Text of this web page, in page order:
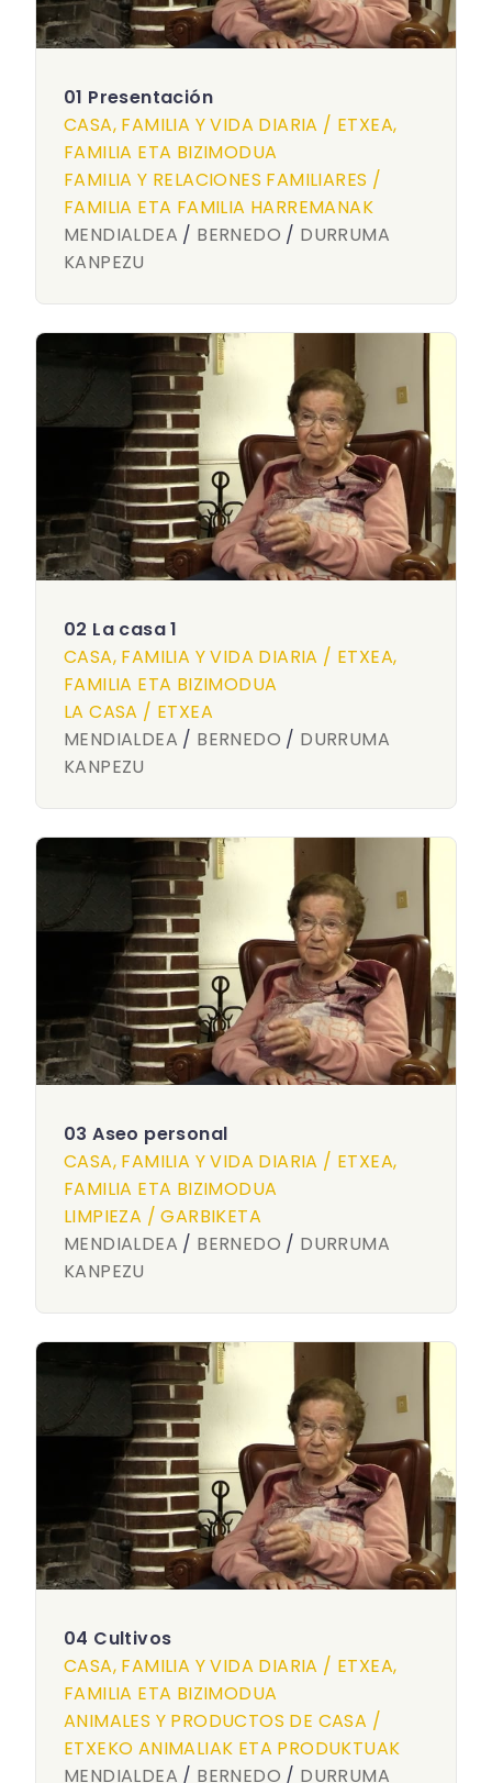
01 Presentación
CASA, FAMILIA Y VIDA DIARIA / ETXEA,
FAMILIA ETA BIZIMODUA
FAMILIA Y RELACIONES FAMILIARES /
FAMILIA ETA FAMILIA HARREMANAK
MENDIALDEA / BERNEDO / DURRUMA
KANPEZU
02 La casa 1
CASA, FAMILIA Y VIDA DIARIA / ETXEA,
FAMILIA ETA BIZIMODUA
LA CASA / ETXEA
MENDIALDEA / BERNEDO / DURRUMA
KANPEZU
03 Aseo personal
CASA, FAMILIA Y VIDA DIARIA / ETXEA,
FAMILIA ETA BIZIMODUA
LIMPIEZA / GARBIKETA
MENDIALDEA / BERNEDO / DURRUMA
KANPEZU
04 Cultivos
CASA, FAMILIA Y VIDA DIARIA / ETXEA,
FAMILIA ETA BIZIMODUA
ANIMALES Y PRODUCTOS DE CASA /
ETXEKO ANIMALIAK ETA PRODUKTUAK
MENDIALDEA / BERNEDO / DURRUMA